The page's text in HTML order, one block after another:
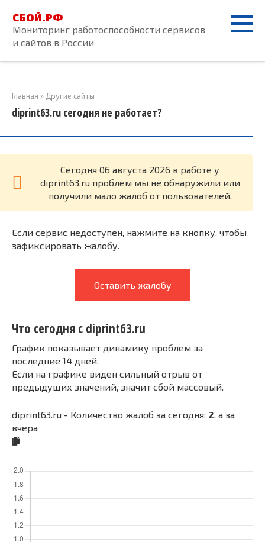
контенту
СБОЙ.РФ
Мониторинг работоспособности сервисов
и сайтов в России
Главная » Другие сайты
diprint63.ru сегодня не работает?
Cегодня 06 августа 2026 в работе у
diprint63.ru проблем мы не обнаружили или
получили мало жалоб от пользователей.
Если сервис недоступен, нажмите на кнопку, чтобы
зафиксировать жалобу.
Оставить жалобу
Что сегодня с diprint63.ru
График показывает динамику проблем за
последние 14 дней.
Если на графике виден сильный отрыв от
предыдущих значений, значит сбой массовый.
diprint63.ru - Количество жалоб за сегодня: 2 , а за
вчера